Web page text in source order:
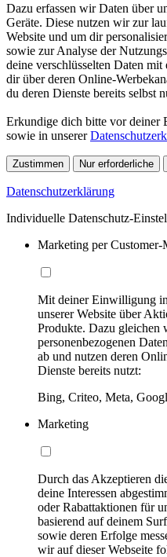
Dazu erfassen wir Daten über
Geräte. Diese nutzen wir zur
Website und um dir
sowie zur Analyse der
deine verschlüsselten Daten
dir über deren Online-
du deren Dienste bereits selbst
Erkundige dich bitte vor deiner
sowie in unserer
Zustimmen Nur erforderliche
Datenschutzerklärung
Individuelle Datenschutz-
Marketing per Customer-
Mit deiner Einwilligung
unserer Website über
Produkte. Dazu gleichen
personenbezogenen
ab und nutzen deren
Dienste bereits nutzt:
Bing, Criteo, Meta,
Marketing
Durch das Akzeptieren
deine Interessen
oder Rabattaktionen für
basierend auf deinem
sowie deren Erfolge
wir auf dieser Webseite